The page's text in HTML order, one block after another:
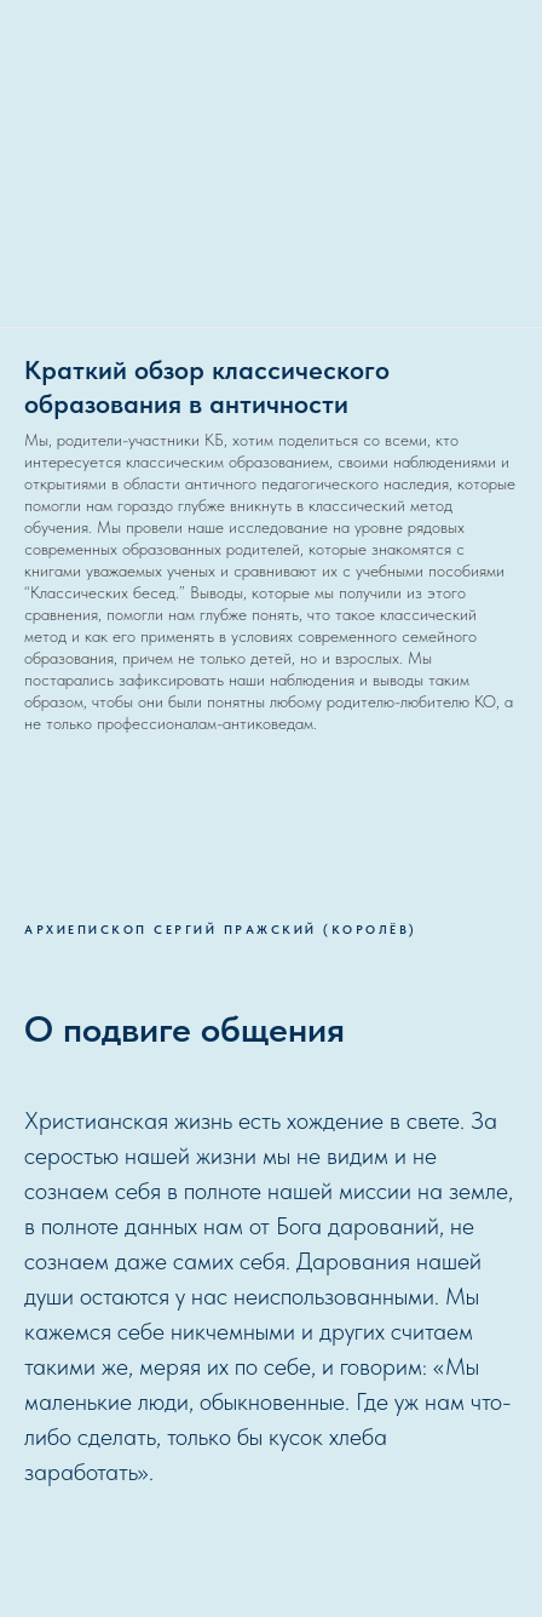
Краткий обзор классического
образования в античности
Мы, родители-участники КБ, хотим поделиться со всеми, кто
интересуется классическим образованием, своими наблюдениями и
открытиями в области античного педагогического наследия, которые
помогли нам гораздо глубже вникнуть в классический метод
обучения. Мы провели наше исследование на уровне рядовых
современных образованных родителей, которые знакомятся с
книгами уважаемых ученых и сравнивают их с учебными пособиями
“Классических бесед.” Выводы, которые мы получили из этого
сравнения, помогли нам глубже понять, что такое классический
метод и как его применять в условиях современного семейного
образования, причем не только детей, но и взрослых. Мы
постарались зафиксировать наши наблюдения и выводы таким
образом, чтобы они были понятны любому родителю-любителю КО, а
не только профессионалам-антиковедам.
АРХИЕПИСКОП СЕРГИЙ ПРАЖСКИЙ (КОРОЛЁВ)
О подвиге общения
Христианская жизнь есть хождение в свете. За
серостью нашей жизни мы не видим и не
сознаем себя в полноте нашей миссии на земле,
в полноте данных нам от Бога дарований, не
сознаем даже самих себя. Дарования нашей
души остаются у нас неиспользованными. Мы
кажемся себе никчемными и других считаем
такими же, меряя их по себе, и говорим: «Мы
маленькие люди, обыкновенные. Где уж нам что-
либо сделать, только бы кусок хлеба
заработать».